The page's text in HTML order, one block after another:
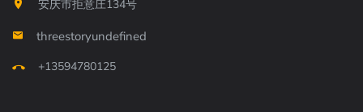
安庆市拒意庄134号
threestoryundefined
+13594780125